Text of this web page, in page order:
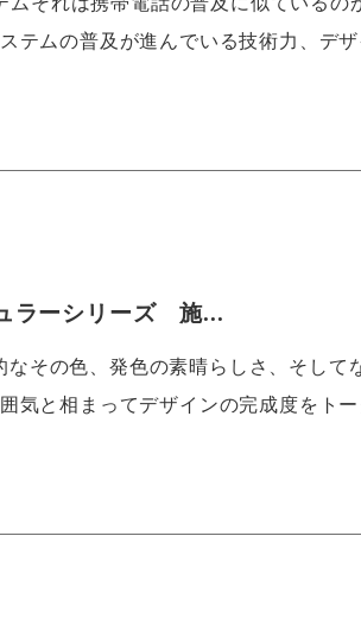
テムの普及が進んでいる技術力、デ
ーシリーズ 施...
なその色、発色の素晴らしさ、そし
気と相まってデザインの完成度をト